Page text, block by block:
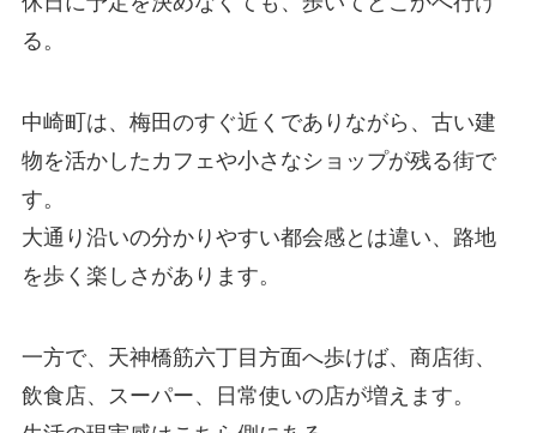
る。
中崎町は、梅田のすぐ近くでありながら、古い建
物を活かしたカフェや小さなショップが残る街で
す。
大通り沿いの分かりやすい都会感とは違い、路地
を歩く楽しさがあります。
一方で、天神橋筋六丁目方面へ歩けば、商店街、
飲食店、スーパー、日常使いの店が増えます。